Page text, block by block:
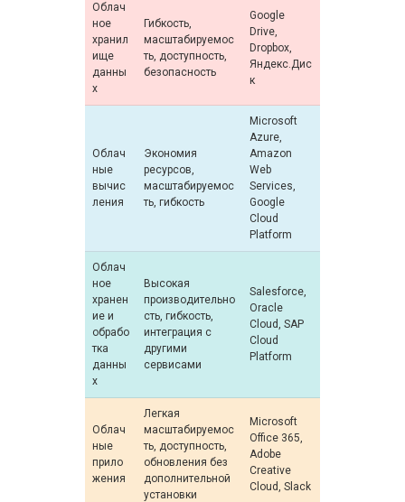
Облач
ное
хранил
ище
данны
х
Гибкость,
масштабируемос
ть, доступность,
безопасность
Google
Drive,
Dropbox,
Яндекс.Дис
к
Облач
ные
вычис
ления
Экономия
ресурсов,
масштабируемос
ть, гибкость
Microsoft
Azure,
Amazon
Web
Services,
Google
Cloud
Platform
Облач
ное
хранен
ие и
обрабо
тка
данны
х
Высокая
производительно
сть, гибкость,
интеграция с
другими
сервисами
Salesforce,
Oracle
Cloud, SAP
Cloud
Platform
Облач
ные
прило
жения
Легкая
масштабируемос
ть, доступность,
обновления без
дополнительной
установки
Microsoft
Office 365,
Adobe
Creative
Cloud, Slack